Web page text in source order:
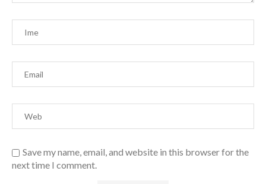
Save my name, email, and website in this browser for the
next time I comment.